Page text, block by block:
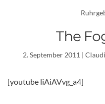
The
2. September 2011 |
[youtube liAiAVvg_a4]